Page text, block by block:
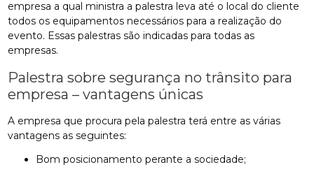
empresa a qual ministra a palestra leva até o local do cliente
todos os equipamentos necessários para a realização do
evento. Essas palestras são indicadas para todas as
empresas.
Palestra sobre segurança no trânsito para
empresa – vantagens únicas
A empresa que procura pela palestra terá entre as várias
vantagens as seguintes:
Bom posicionamento perante a sociedade;